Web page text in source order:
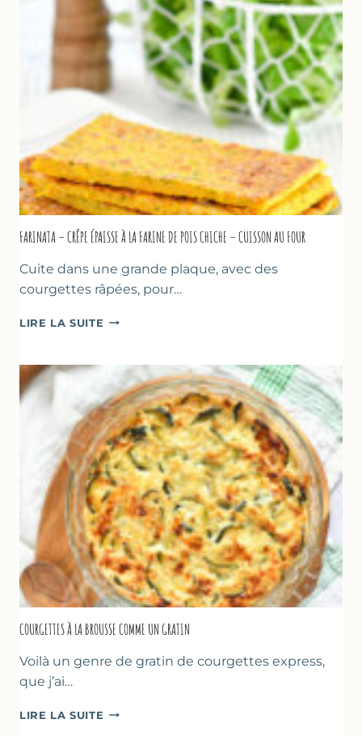
BIÈRE
–
COMME
À
MARSEILLE
FARINATA – CRÊPE ÉPAISSE À LA FARINE DE POIS CHICHE – CUISSON AU FOUR
Cuite dans une grande plaque, avec des
courgettes râpées, pour…
LIRE LA SUITE FARINATA
ÉPAISSE
À
LA
FARINE
DE
POIS
CHICHE
–
CUISSON
AU
FOUR
COURGETTES À LA BROUSSE COMME UN GRATIN
Voilà un genre de gratin de courgettes express,
que j’ai…
LIRE LA SUITE COURGETTES